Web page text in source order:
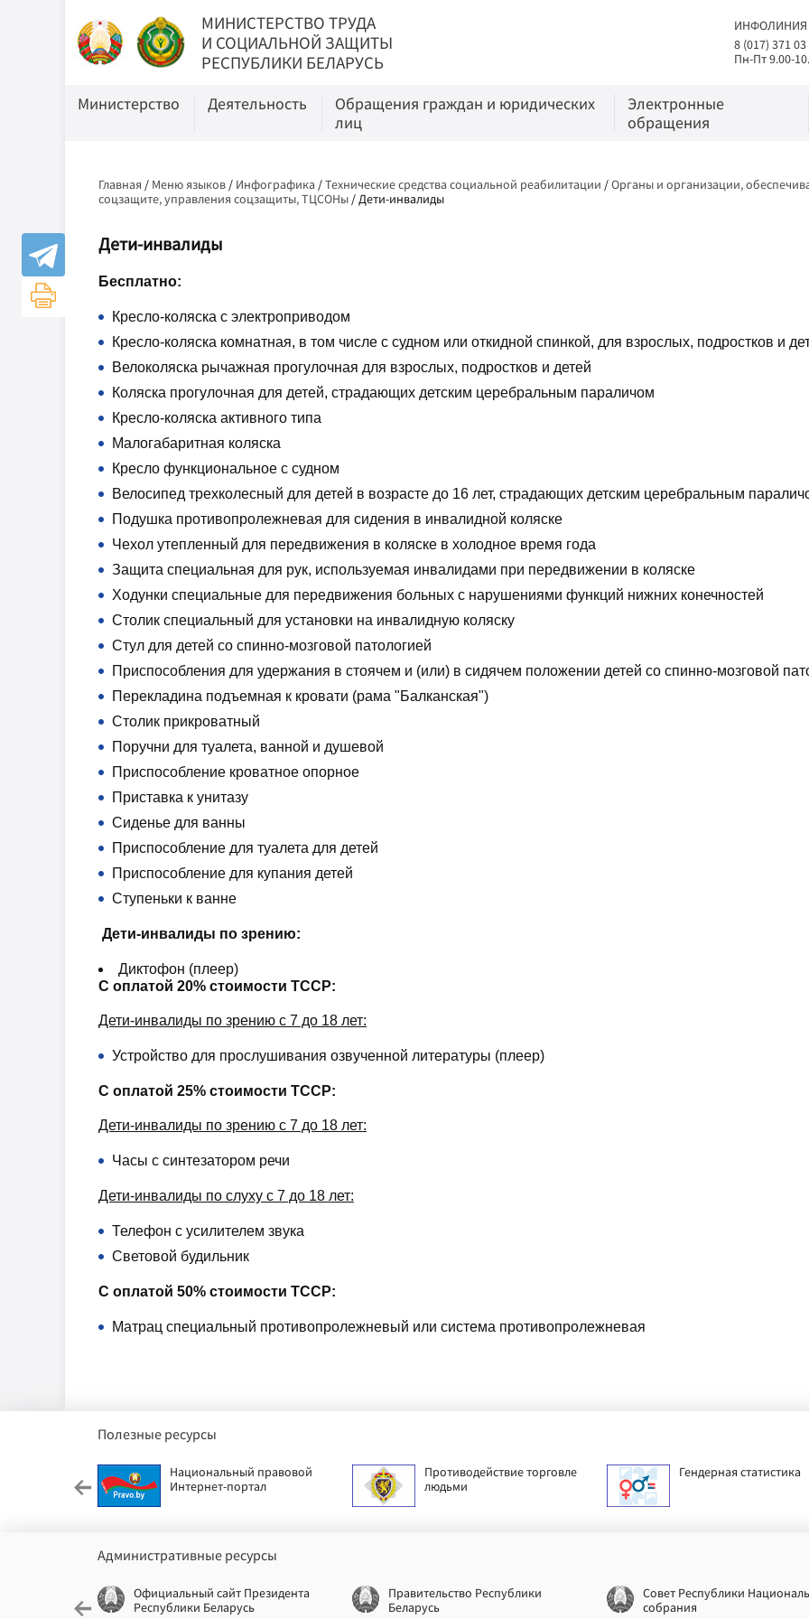
МИНИСТЕРСТВО ТРУДА
И СОЦИАЛЬНОЙ ЗАЩИТЫ
РЕСПУБЛИКИ БЕЛАРУСЬ
ИНФОЛИНИЯ
8 (017) 371 03
Пн-Пт 9.00-
Министерство Деятельность
Обращения граждан и юридических
лиц
Электронные
обращения
Главная / Меню языков / Инфографика /Технические средства социальной реабилитации /Органы и организации,
соцзащите, управления соцзащиты, ТЦСОНы /Дети-инвалиды
Дети-инвалиды
Бесплатно:
Кресло-коляска с электроприводом
Кресло-коляска комнатная, в том числе с судном или откидной спинкой, для взрослых, подростков и
Велоколяска рычажная прогулочная для взрослых, подростков и детей
Коляска прогулочная для детей, страдающих детским церебральным параличом
Кресло-коляска активного типа
Малогабаритная коляска
Кресло функциональное с судном
Велосипед трехколесный для детей в возрасте до 16 лет, страдающих детским церебральным
Подушка противопролежневая для сидения в инвалидной коляске
Чехол утепленный для передвижения в коляске в холодное время года
Защита специальная для рук, используемая инвалидами при передвижении в коляске
Ходунки специальные для передвижения больных с нарушениями функций нижних конечностей
Столик специальный для установки на инвалидную коляску
Стул для детей со спинно-мозговой патологией
Приспособления для удержания в стоячем и (или) в сидячем положении детей со спинно-мозговой
Перекладина подъемная к кровати (рама "Балканская")
Столик прикроватный
Поручни для туалета, ванной и душевой
Приспособление кроватное опорное
Приставка к унитазу
Сиденье для ванны
Приспособление для туалета для детей
Приспособление для купания детей
Ступеньки к ванне
Дети-инвалиды по зрению:
Диктофон (плеер)
С оплатой 20% стоимости ТССР:
Дети-инвалиды по зрению с 7 до 18 лет:
Устройство для прослушивания озвученной литературы (плеер)
С оплатой 25% стоимости ТССР:
Дети-инвалиды по зрению с 7 до 18 лет:
Часы с синтезатором речи
Дети-инвалиды по слуху с 7 до 18 лет:
Телефон с усилителем звука
Световой будильник
С оплатой 50% стоимости ТССР:
Матрац специальный противопролежневый или система противопролежневая
Полезные ресурсы
Национальный правовой
Интернет-портал
Противодействие торговле
людьми
Гендерная статистика
Административные ресурсы
Официальный сайт Президента
Республики Беларусь
Правительство Республики
Беларусь
Совет Республики
собрания